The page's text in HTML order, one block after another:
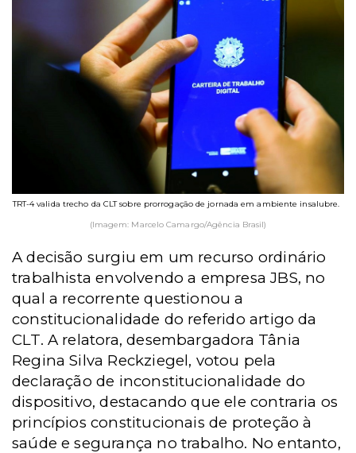
TRT-4 valida trecho da CLT sobre prorrogação de jornada em ambiente insalubre.
(Imagem: Marcelo Camargo/Agência Brasil)
A decisão surgiu em um recurso ordinário
trabalhista envolvendo a empresa JBS, no
qual a recorrente questionou a
constitucionalidade do referido artigo da
CLT. A relatora, desembargadora Tânia
Regina Silva Reckziegel, votou pela
declaração de inconstitucionalidade do
dispositivo, destacando que ele contraria os
princípios constitucionais de proteção à
saúde e segurança no trabalho. No entanto,